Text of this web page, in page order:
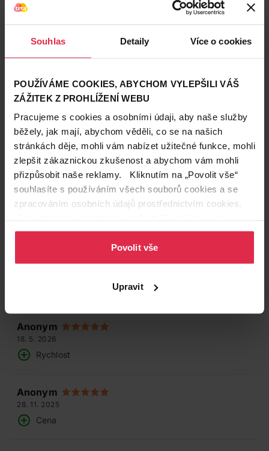
Souhlas Detaily Více o cookies
POUŽÍVÁME COOKIES, ABYCHOM VYLEPŠILI VÁŠ
ZÁŽITEK Z PROHLÍŽENÍ WEBU
Pracujeme s cookies a osobními údaji, aby naše služby
běžely, jak mají, abychom věděli, co se na našich
stránkách děje, mohli vám nabízet užitečné funkce, mohli
zlepšit zákaznickou zkušenost a abychom vám mohli
přizpůsobit naše reklamy. Kliknutím na „Povolit vše“
souhlasíte s používáním všech souborů cookies a se
zpracováním osobních údajů prostřednictvím cookies.
osobních údajů.
Povolit vše
Upravit
Hodnocení produktu (5)
4.6
Anonym
Anonym
18. 5. 2026
Rychlost
Anonym
28. 11. 2025
Cena